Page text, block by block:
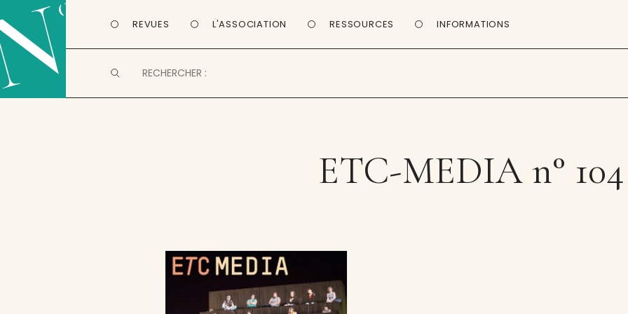
REVUES L'ASSOCIATION RESSOURCES INFORMATIONS
ETC-MEDIA n° 104